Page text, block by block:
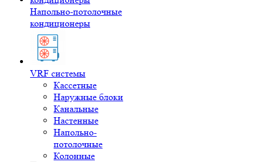
Напольно-потолочные
кондиционеры
VRF системы
Кассетные
Наружные блоки
Канальные
Настенные
Напольно-
потолочные
Колонные